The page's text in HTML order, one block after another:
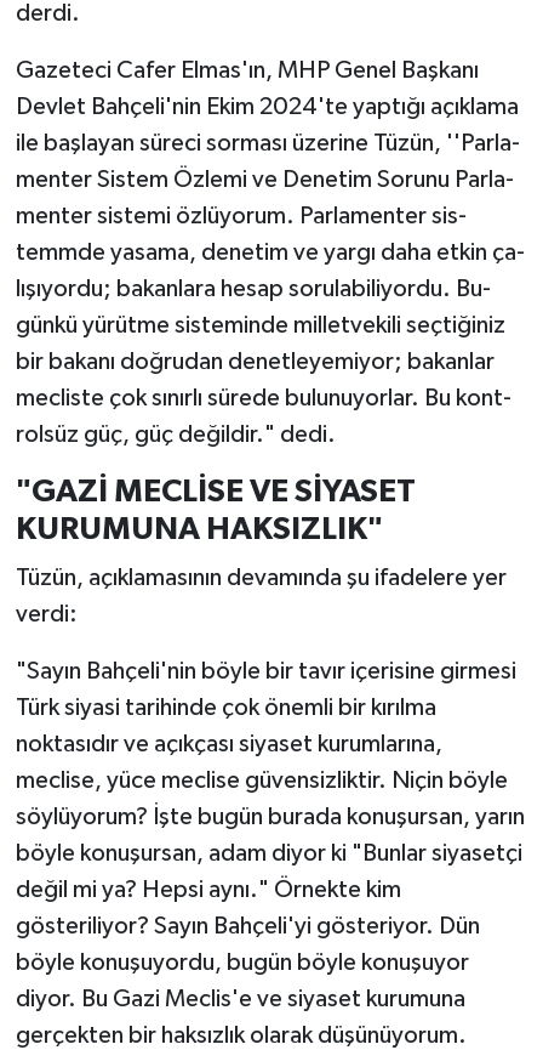
der­di.
Gazeteci Cafer Elmas'ın, MHP Genel Başkanı
Devlet Bahçeli'nin Ekim 2024'te yaptığı açıklama
ile başlayan süreci sorması üzerine Tüzün, ''Par­la­
men­ter Sis­tem Öz­le­mi ve De­ne­tim So­ru­nu Par­la­
men­ter sis­te­mi öz­lü­yo­rum. Par­la­men­ter sis­
temm­de ya­sa­ma, de­ne­tim ve yargı daha etkin ça­
lı­şı­yor­du; ba­kan­la­ra hesap so­ru­la­bi­li­yor­du. Bu­
gün­kü yü­rüt­me sis­te­min­de mil­let­ve­ki­li seç­ti­ği­niz
bir ba­ka­nı doğ­ru­dan de­net­le­ye­mi­yor; ba­kan­lar
mec­lis­te çok sı­nır­lı sü­re­de bu­lu­nu­yor­lar. Bu kont­
rol­süz güç, güç de­ğil­dir." dedi.
"GAZİ MECLİSE VE SİYASET
KURUMUNA HAKSIZLIK"
Tüzün, açıklamasının devamında şu ifadelere yer
verdi:
"Sayın Bahçeli'nin böyle bir tavır içerisine girmesi
Türk siyasi tarihinde çok önemli bir kırılma
noktasıdır ve açıkçası siyaset kurumlarına,
meclise, yüce meclise güvensizliktir. Niçin böyle
söylüyorum? İşte bugün burada konuşursan, yarın
böyle konuşursan, adam diyor ki "Bunlar siyasetçi
değil mi ya? Hepsi aynı." Örnekte kim
gösteriliyor? Sayın Bahçeli'yi gösteriyor. Dün
böyle konuşuyordu, bugün böyle konuşuyor
diyor. Bu Gazi Meclis'e ve siyaset kurumuna
gerçekten bir haksızlık olarak düşünüyorum.